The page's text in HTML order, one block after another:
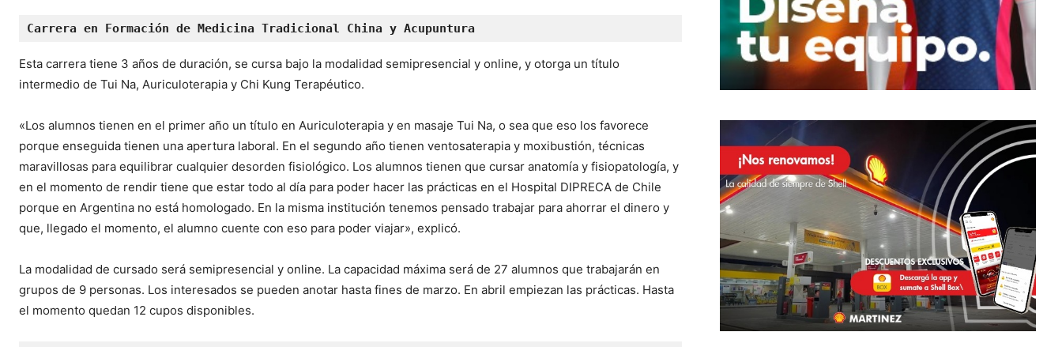
Carrera en Formación de Medicina Tradicional China y Acupuntura
Esta carrera tiene 3 años de duración, se cursa bajo la modalidad semipresencial y online, y otorga un título
intermedio de Tui Na, Auriculoterapia y Chi Kung Terapéutico.
«Los alumnos tienen en el primer año un título en Auriculoterapia y en masaje Tui Na, o sea que eso los favorece
porque enseguida tienen una apertura laboral. En el segundo año tienen ventosaterapia y moxibustión, técnicas
maravillosas para equilibrar cualquier desorden fisiológico. Los alumnos tienen que cursar anatomía y fisiopatología, y
en el momento de rendir tiene que estar todo al día para poder hacer las prácticas en el Hospital DIPRECA de Chile
porque en Argentina no está homologado. En la misma institución tenemos pensado trabajar para ahorrar el dinero y
que, llegado el momento, el alumno cuente con eso para poder viajar», explicó.
La modalidad de cursado será semipresencial y online. La capacidad máxima será de 27 alumnos que trabajarán en
grupos de 9 personas. Los interesados se pueden anotar hasta fines de marzo. En abril empiezan las prácticas. Hasta
el momento quedan 12 cupos disponibles.